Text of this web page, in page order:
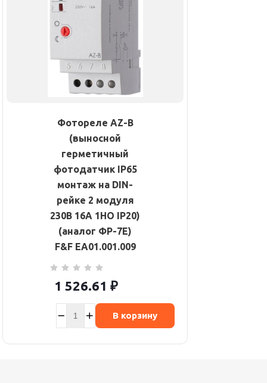
Фотореле AZ-B
(выносной
герметичный
фотодатчик IP65
монтаж на DIN-
рейке 2 модуля
230В 16А 1НО IP20)
(аналог ФР-7Е)
F&F EA01.001.009
1 526.61 ₽
В корзину